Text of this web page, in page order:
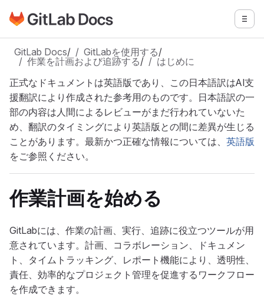
メインコンテンツにスキップ
GitLabドキュメントのホームページに移動 メニ
GitLab Docs/ GitLabを使用する/
作業を計画および追跡する/
はじめに
正式なドキュメントは英語版であり、この日本語訳はAI支
援翻訳により作成された参考用のものです。日本語訳の一
部の内容は人間によるレビューがまだ行われていないた
め、翻訳のタイミングにより英語版との間に差異が生じる
ことがあります。最新かつ正確な情報については、 英語版
をご参照ください。
作業計画を始める
GitLabには、作業の計画、実行、追跡に役立つツールが用
意されています。計画、コラボレーション、ドキュメン
ト、タイムトラッキング、レポート機能により、透明性、
責任、効率的なプロジェクト管理を促進するワークフロー
を作成できます。